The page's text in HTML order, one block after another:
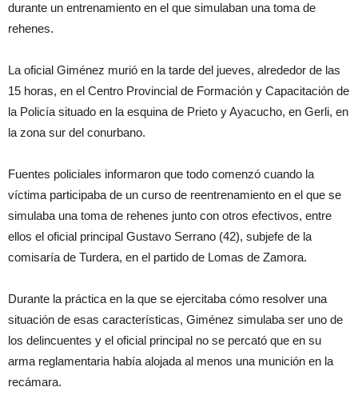
durante un entrenamiento en el que simulaban una toma de
rehenes.
La oficial Giménez murió en la tarde del jueves, alrededor de las
15 horas, en el Centro Provincial de Formación y Capacitación de
la Policía situado en la esquina de Prieto y Ayacucho, en Gerli, en
la zona sur del conurbano.
Fuentes policiales informaron que todo comenzó cuando la
víctima participaba de un curso de reentrenamiento en el que se
simulaba una toma de rehenes junto con otros efectivos, entre
ellos el oficial principal Gustavo Serrano (42), subjefe de la
comisaría de Turdera, en el partido de Lomas de Zamora.
Durante la práctica en la que se ejercitaba cómo resolver una
situación de esas características, Giménez simulaba ser uno de
los delincuentes y el oficial principal no se percató que en su
arma reglamentaria había alojada al menos una munición en la
recámara.